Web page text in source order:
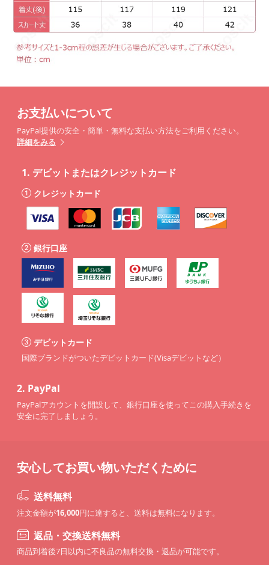
お支払いについて
PayPal提供の安全・簡単・無料な支払い方法をご利用ください。
詳細をみる
1. デビットまたはクレジットカード
クレジットカード
銀行口座
デビットカード
国際ブランドがついたデビットカード(Visaデビットなど）
2. PayPal
PayPalアカウントを開設して、銀行口座を使ってこの購入手続きを
安全に完了しましょう。
安心してお買い物いただくために
送料無料
注文金額が16,000円に達すると、送料は無料になります。
返品・交換送料無料
商品到着後7日以内に不良品の無料交換・返品が可能です。